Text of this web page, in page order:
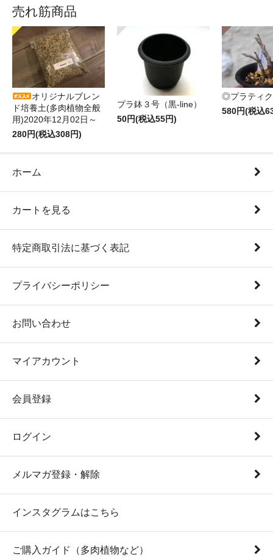
売れ筋商品
オリジナルブレン
ド培養土(多肉植物全般
用)2020年12月02日～
280円(税込308円)
プラ鉢３号（黒-line）
50円(税込55円)
◎プラティ
580円(税込
ホーム
カートを見る
特定商取引法に基づく表記
プライバシーポリシー
お問い合わせ
マイアカウント
会員登録
ログイン
メルマガ登録・解除
インスタグラムはこちら
ご購入ガイド（多肉植物など）